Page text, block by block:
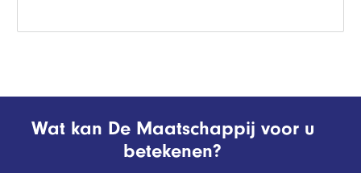
Wat kan De Maatschappij voor u
betekenen?